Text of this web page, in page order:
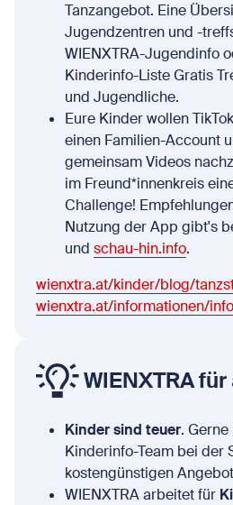
Tanzangebot. Eine
Jugendzentren und -
WIENXTRA-Jugendinfo
Kinderinfo-Liste Gratis
und Jugendliche.
Eure Kinder wollen
einen Familien-Account
gemeinsam Videos
im Freund*innenkreis
Challenge!
Nutzung der App gibt's
und schau-hin.info.
wienxtra.at/kinder/blog/
wienxtra.at/informationen/
WIENXTRA
Kinder sind teuer.
Kinderinfo-Team bei der
kostengünstigen
WIENXTRA arbeitet für